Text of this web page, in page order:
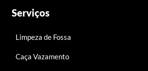
Serviços
Limpeza de Fossa
Caça Vazamento